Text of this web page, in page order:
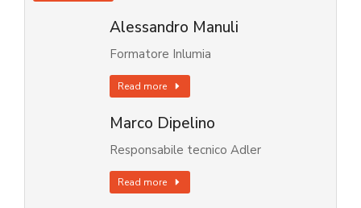
Alessandro Manuli
Formatore Inlumia
Read more
Marco Dipelino
Responsabile tecnico Adler
Read more